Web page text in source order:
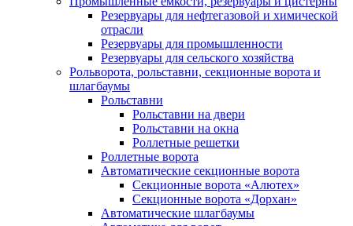
Резервуары для нефтегазовой и химической
отрасли
Резервуары для промышленности
Резервуары для сельского хозяйства
Рольворота, рольставни, секционные ворота и
шлагбаумы
Рольставни
Рольставни на двери
Рольставни на окна
Роллетные решетки
Роллетные ворота
Автоматические секционные ворота
Секционные ворота «Алютех»
Секционные ворота «Дорхан»
Автоматические шлагбаумы